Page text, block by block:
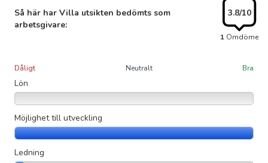
Så här har Villa utsikten bedömts som
arbetsgivare:
3.8/10
1 Omdöme
Dåligt Neutralt Bra
Lön
Möjlighet till utveckling
Ledning